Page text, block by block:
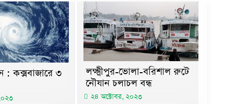
: কক্সবাজারে ৩
লক্ষ্মীপুর-ভোলা-বরিশাল রুটে
নৌযান চলাচল বন্ধ
২৪ অক্টোবর, ২০২৩